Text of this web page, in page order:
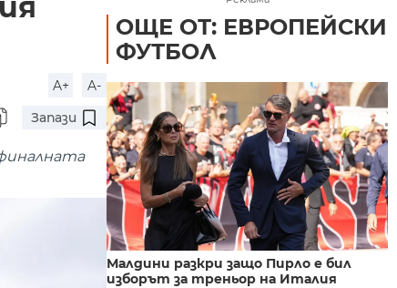
A+
A-
Запази
ОЩЕ ОТ: ЕВРОПЕЙСКИ
ФУТБОЛ
Малдини разкри защо Пирло е бил
изборът за треньор на Италия